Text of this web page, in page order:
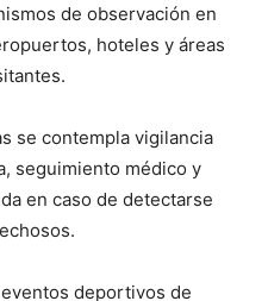
de observación en
hoteles y áreas
se contempla vigilancia
seguimiento médico y
en caso de detectarse
deportivos de